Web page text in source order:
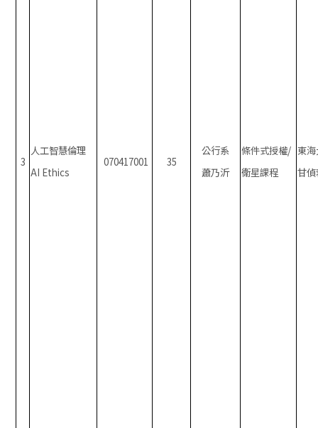
3
人工智慧倫理
AI Ethics
070417001 35
公行系
蕭乃沂
條件式授權/
衛星課程
東
甘